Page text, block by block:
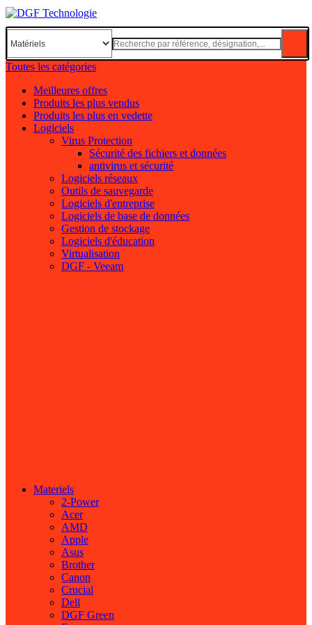
Toutes les catégories
Meilleures offres
Produits les plus vendus
Produits les plus en vedette
Logiciels
Virus Protection
Sécurité des fichiers et données
antivirus et sécurité
Logiciels réseaux
Outils de sauvegarde
Logiciels d'entreprise
Logiciels de base de données
Gestion de stockage
Logiciels d'éducation
Virtualisation
DGF - Veeam
Materiels
2-Power
Acer
AMD
Apple
Asus
Brother
Canon
Crucial
Dell
DGF Green